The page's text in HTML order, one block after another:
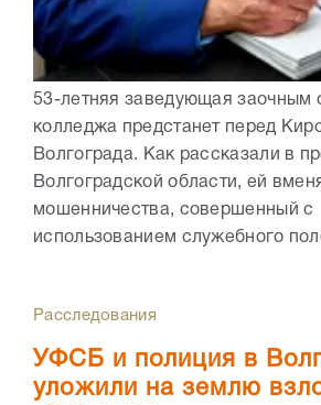
53-летняя заведующая заочным
колледжа предстанет перед
Волгограда. Как рассказали в
Волгоградской области, ей
мошенничества, совершенный с
использованием служебного
Расследования
УФСБ и полиция в
уложили на землю